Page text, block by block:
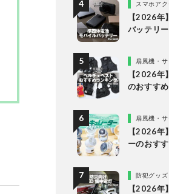
スマホア
【2026年
バッテリ
扇風機・
【2026年
のおすす
扇風機・
【2026年
ーのおす
防犯グッ
【2026年